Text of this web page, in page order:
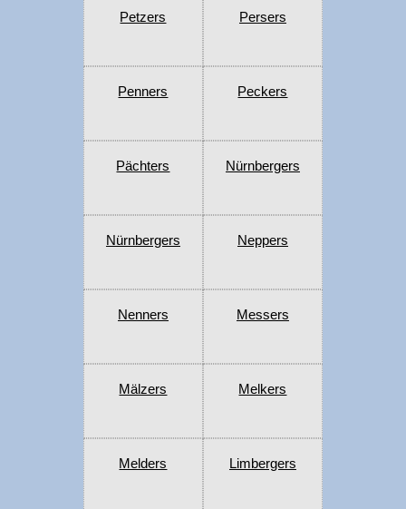
Petzers Persers
Penners Peckers
Pächters Nürnbergers
Nürnbergers Neppers
Nenners Messers
Mälzers Melkers
Melders Limbergers